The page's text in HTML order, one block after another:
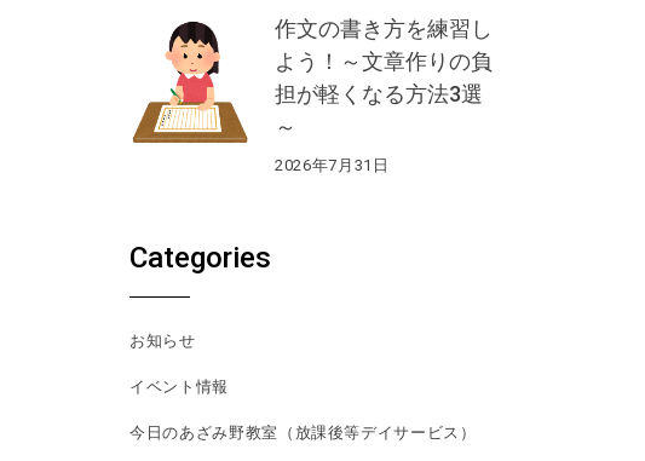
作文の書き方を練習し
よう！～文章作りの負
担が軽くなる方法3選
～
2026年7月31日
Categories
お知らせ
イベント情報
今日のあざみ野教室（放課後等デイサービス）